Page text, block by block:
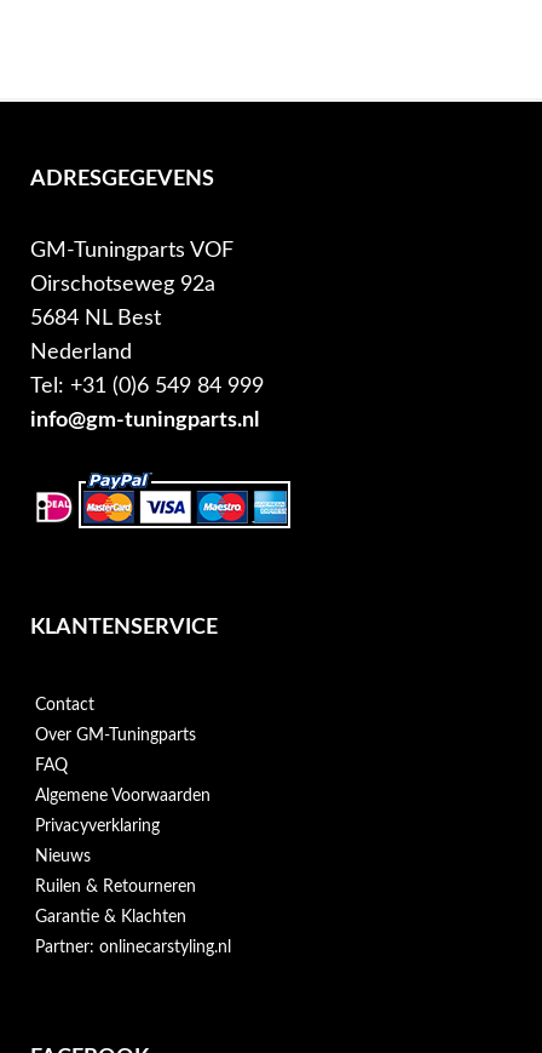
ADRESGEGEVENS
GM-Tuningparts VOF
Oirschotseweg 92a
5684 NL Best
Nederland
Tel: +31 (0)6 549 84 999
info@gm-tuningparts.nl
KLANTENSERVICE
Contact
Over GM-Tuningparts
FAQ
Algemene Voorwaarden
Privacyverklaring
Nieuws
Ruilen & Retourneren
Garantie & Klachten
Partner: onlinecarstyling.nl